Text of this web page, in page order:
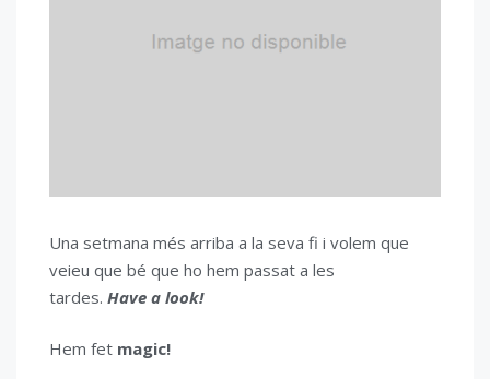
Una setmana més arriba a la seva fi i volem que
veieu que bé que ho hem passat a les
tardes. Have a look!
Hem fet magic!